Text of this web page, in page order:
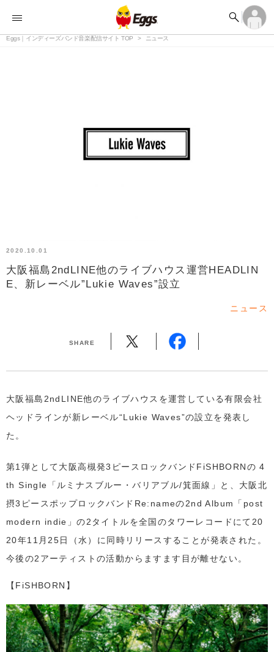


ランキング 
記事 
ログイン
アカウント登録
ログイン
Eggs｜インディーズバンド音楽配信サイト TOP ニュース
2020.10.01
大阪福島2ndLINE他のライブハウス運営HEADLIN
E、新レーベル”Lukie Waves”設立
ニュース
SHARE
大阪福島2ndLINE他のライブハウスを運営している有限会社
ヘッドラインが新レーベル“Lukie Waves”の設立を発表し
た。
第1弾として大阪高槻発3ピースロックバンドFiSHBORNの 4
th Single「ルミナスブルー・バリアブル/箕面線」と、大阪北
摂3ピースポップロックバンドRe:nameの2nd Album「post
modern indie」の2タイトルを全国のタワーレコードにて20
20年11月25日（水）に同時リリースすることが発表された。
今後の2アーティストの活動からますます目が離せない。
【FiSHBORN】